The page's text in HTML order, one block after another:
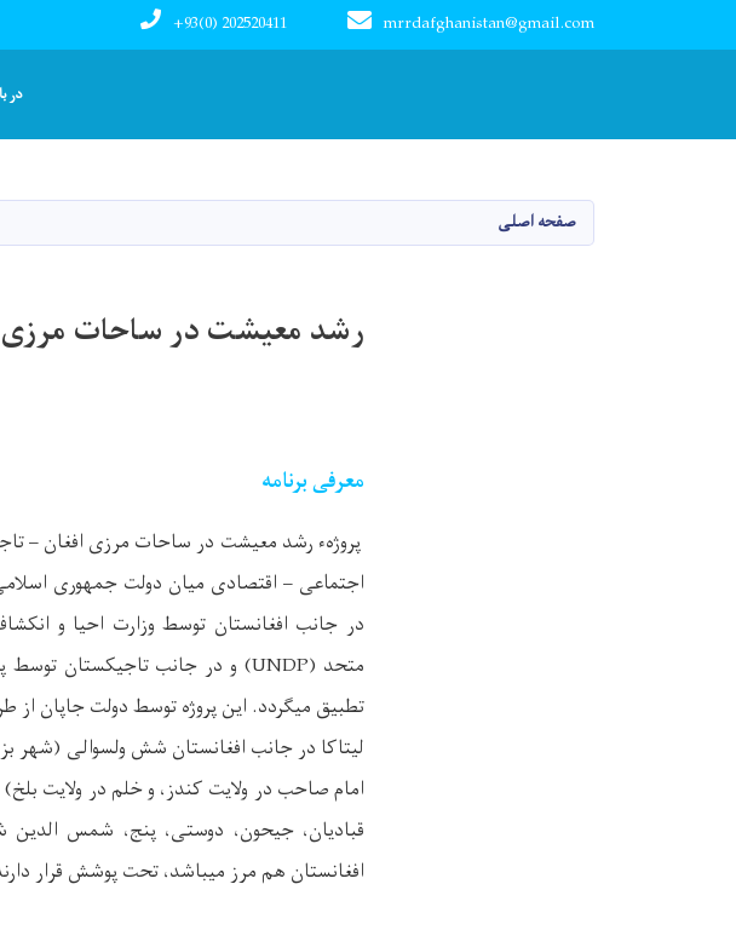
mrrdafghanistan@gmail.com
+93(0) 202520411
در
صفحه اصلی
رشد معیشت در ساحات مرزی
معرفی برنامه
پروژهء رشد معیشت در ساحات مرزی افغان –
اجتماعی – اقتصادی میان دولت جمهوری
در جانب افغانستان توسط وزارت احیا و
متحد (UNDP) و در جانب تاجیکستان توسط
تطبیق میگردد. این پروژه توسط دولت جاپان از
لیتاکا در جانب افغانستان شش ولسوالی (شهر
امام صاحب در ولایت کندز، و خلم در ولایت
قبادیان، جیحون، دوستی، پنج، شمس
افغانستان هم مرز میباشد، تحت پوشش قرار